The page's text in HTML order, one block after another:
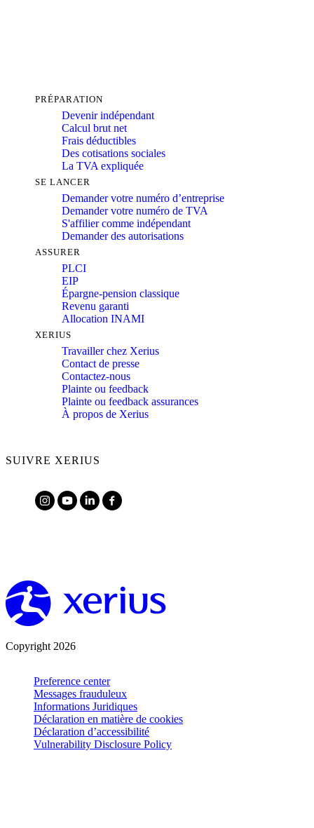
PRÉPARATION
Devenir indépendant
Calcul brut net
Frais déductibles
Des cotisations sociales
La TVA expliquée
SE LANCER
Demander votre numéro d’entreprise
Demander votre numéro de TVA
S'affilier comme indépendant
Demander des autorisations
ASSURER
PLCI
EIP
Épargne-pension classique
Revenu garanti
Allocation INAMI
XERIUS
Travailler chez Xerius
Contact de presse
Contactez-nous
Plainte ou feedback
Plainte ou feedback assurances
À propos de Xerius
SUIVRE XERIUS
Copyright 2026
Preference center
Messages frauduleux
Informations Juridiques
Déclaration en matière de cookies
Déclaration d’accessibilité
Vulnerability Disclosure Policy